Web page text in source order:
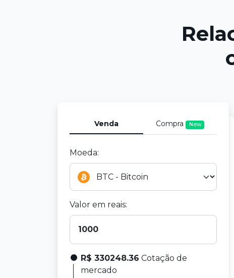
Venda Compra New
Moeda:
Valor em reais:
R$ 330248.36 Cotação de
mercado